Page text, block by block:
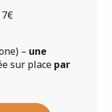
7€
– une
sur place par